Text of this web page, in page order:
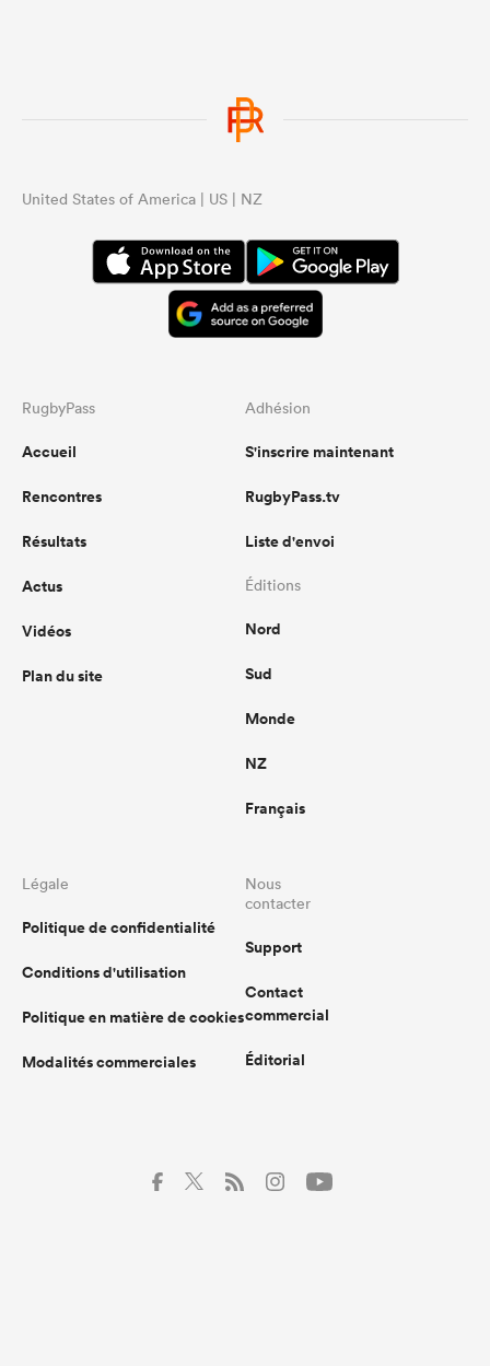
United States of America | US | NZ
RugbyPass
Accueil
Rencontres
Résultats
Actus
Vidéos
Plan du site
Adhésion
S'inscrire maintenant
RugbyPass.tv
Liste d'envoi
Éditions
Nord
Sud
Monde
NZ
Français
Légale
Politique de confidentialité
Conditions d'utilisation
Politique en matière de cookies
Modalités commerciales
Nous
contacter
Support
Contact
commercial
Éditorial